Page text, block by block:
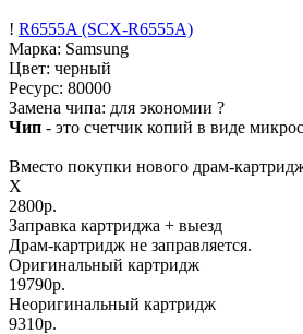
! R6555A (SCX-R6555A)
Марка: Samsung
Цвет: черный
Ресурс: 80000
Замена чипа: для экономии ?
Чип - это счетчик копий в виде
Вместо покупки нового драм-
X
2800р.
Заправка картриджа + выезд
Драм-картридж не заправляется.
Оригинальный картридж
19790р.
Неоригинальный картридж
9310р.